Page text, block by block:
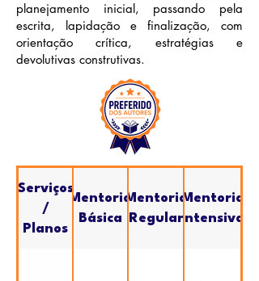
planejamento inicial, passando pela
escrita, lapidação e finalização, com
orientação crítica, estratégias e
devolutivas construtivas.
Serviços
/
Planos
Mentoria
Básica
Mentoria
Regular
Mentoria
Intensiva